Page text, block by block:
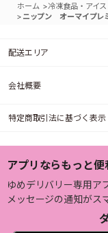
ホーム >冷凍食品・アイス
> ニップン オーマイプ
配送エリア
会社概要
特定商取引法に基づく表示
アプリならもっと便
ゆめデリバリー専用ア
メッセージの通知がス